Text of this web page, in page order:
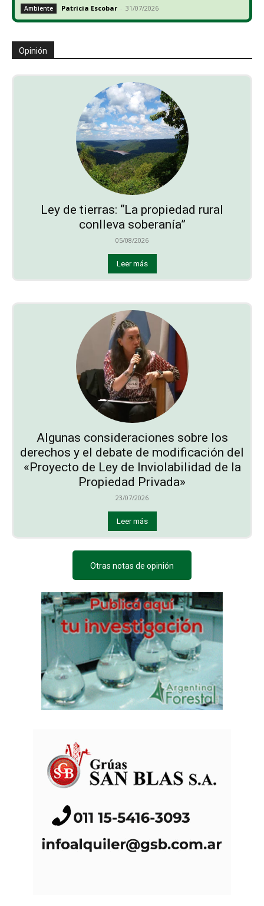
Ambiente Patricia Escobar - 31/07/2026
Opinión
Ley de tierras: “La propiedad rural
conlleva soberanía”
05/08/2026
Leer más
Algunas consideraciones sobre los
derechos y el debate de modificación del
«Proyecto de Ley de Inviolabilidad de la
Propiedad Privada»
23/07/2026
Leer más
Otras notas de opinión